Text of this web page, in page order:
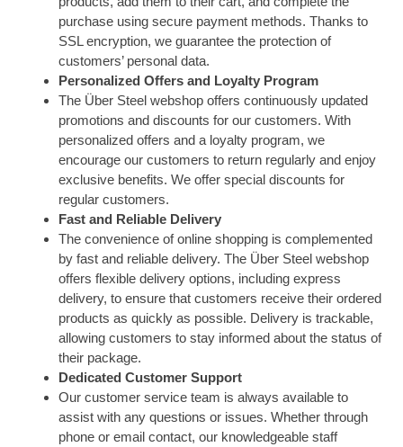
purchase using secure payment methods. Thanks to
SSL encryption, we guarantee the protection of
customers’ personal data.
Personalized Offers and Loyalty Program
The Über Steel webshop offers continuously updated
promotions and discounts for our customers. With
personalized offers and a loyalty program, we
encourage our customers to return regularly and enjoy
exclusive benefits. We offer special discounts for
regular customers.
Fast and Reliable Delivery
The convenience of online shopping is complemented
by fast and reliable delivery. The Über Steel webshop
offers flexible delivery options, including express
delivery, to ensure that customers receive their ordered
products as quickly as possible. Delivery is trackable,
allowing customers to stay informed about the status of
their package.
Dedicated Customer Support
Our customer service team is always available to
assist with any questions or issues. Whether through
phone or email contact, our knowledgeable staff